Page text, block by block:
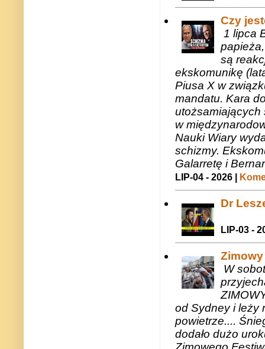
Czy
1 lipca
są
ekskomunikę
Piusa X w
mandatu. Kara
utożsamiających
w
Nauki Wiary
schizmy.
Galarretę i
LIP-04 - 2026 |
Dr
LIP-03 -
W
od Sydney i leży
powietrze....
dodało dużo